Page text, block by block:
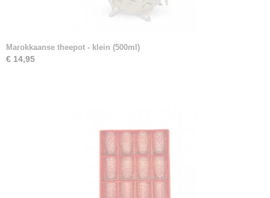
Marokkaanse theepot - klein (500ml)
€ 14,95